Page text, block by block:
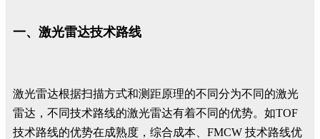
一、激光雷达技术路线
激光雷达根据扫描方式和测距原理的不同分为不同的激光
雷达，不同技术路线的激光雷达有着不同的优势。如TOF
技术路线的优势在成熟度，综合成本、FMCW 技术路线优